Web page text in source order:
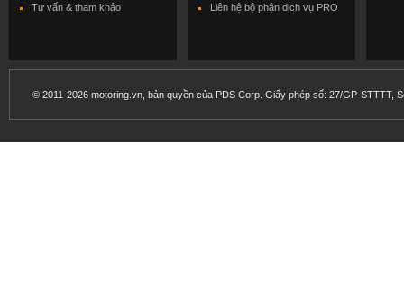
Tư vấn & tham khảo
Liên hệ bộ phận dịch vụ PRO
© 2011-2026 motoring.vn, bản quyền của PDS Corp. Giấy phép số: 27/GP-STTTT,